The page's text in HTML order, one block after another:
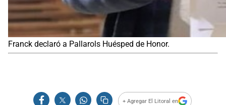
Franck declaró a Pallarols Huésped de Honor.
+ Agregar El Litoral en